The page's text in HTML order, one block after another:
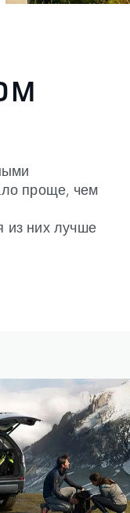
проще, чем
из них лучше